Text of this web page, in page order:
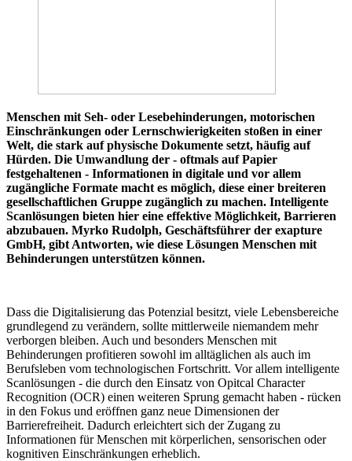
Menschen mit Seh- oder Lesebehinderungen, motorischen
Einschränkungen oder Lernschwierigkeiten stoßen in einer
Welt, die stark auf physische Dokumente setzt, häufig auf
Hürden. Die Umwandlung der - oftmals auf Papier
festgehaltenen - Informationen in digitale und vor allem
zugängliche Formate macht es möglich, diese einer breiteren
gesellschaftlichen Gruppe zugänglich zu machen. Intelligente
Scanlösungen bieten hier eine effektive Möglichkeit, Barrieren
abzubauen. Myrko Rudolph, Geschäftsführer der exapture
GmbH, gibt Antworten, wie diese Lösungen Menschen mit
Behinderungen unterstützen können.
Dass die Digitalisierung das Potenzial besitzt, viele Lebensbereiche
grundlegend zu verändern, sollte mittlerweile niemandem mehr
verborgen bleiben. Auch und besonders Menschen mit
Behinderungen profitieren sowohl im alltäglichen als auch im
Berufsleben vom technologischen Fortschritt. Vor allem intelligente
Scanlösungen - die durch den Einsatz von Opitcal Character
Recognition (OCR) einen weiteren Sprung gemacht haben - rücken
in den Fokus und eröffnen ganz neue Dimensionen der
Barrierefreiheit. Dadurch erleichtert sich der Zugang zu
Informationen für Menschen mit körperlichen, sensorischen oder
kognitiven Einschränkungen erheblich.